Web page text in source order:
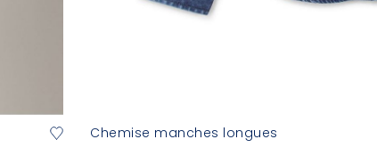
Chemise manches longues